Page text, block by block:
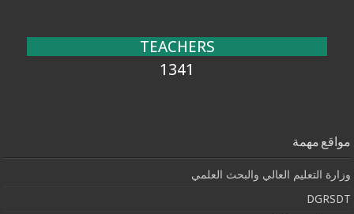
TEACHERS
1341
مواقع مهمة
وزارة التعليم العالي والبحث العلمي
DGRSDT